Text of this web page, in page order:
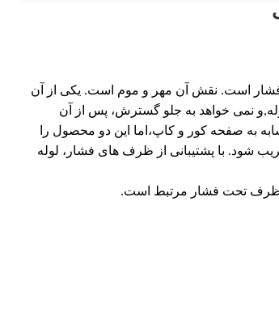
است. نقش آن مهر و موم است. یکی از آن
نمی خواهد به جلو گسترش، پس از آن
به صفحه کور و کاپ،اما اين دو محصول را
شود. با پشتیبانی از ظرف های فشار، لوله
ظرف تحت فشار مرتبط است.